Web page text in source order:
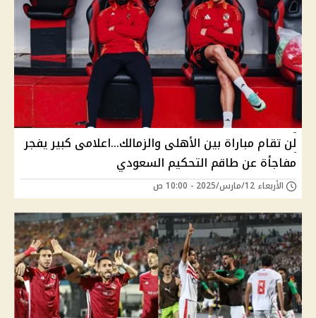
لن تقام مباراة بين الأهلى والزمالك...اعلامى كبير يفجر
مفاجأة عن طاقم التحكيم السعودي
الأربعاء 12/مارس/2025 - 10:00 ص